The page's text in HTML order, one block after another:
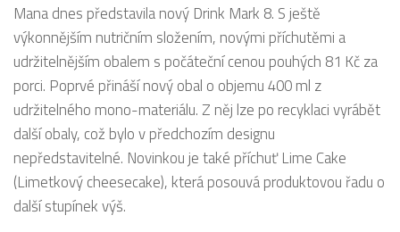
Mana dnes představila nový Drink Mark 8. S ještě
výkonnějším nutričním složením, novými příchutěmi a
udržitelnějším obalem s počáteční cenou pouhých 81 Kč za
porci. Poprvé přináší nový obal o objemu 400 ml z
udržitelného mono-materiálu. Z něj lze po recyklaci vyrábět
další obaly, což bylo v předchozím designu
nepředstavitelné. Novinkou je také příchuť Lime Cake
(Limetkový cheesecake), která posouvá produktovou řadu o
další stupínek výš.